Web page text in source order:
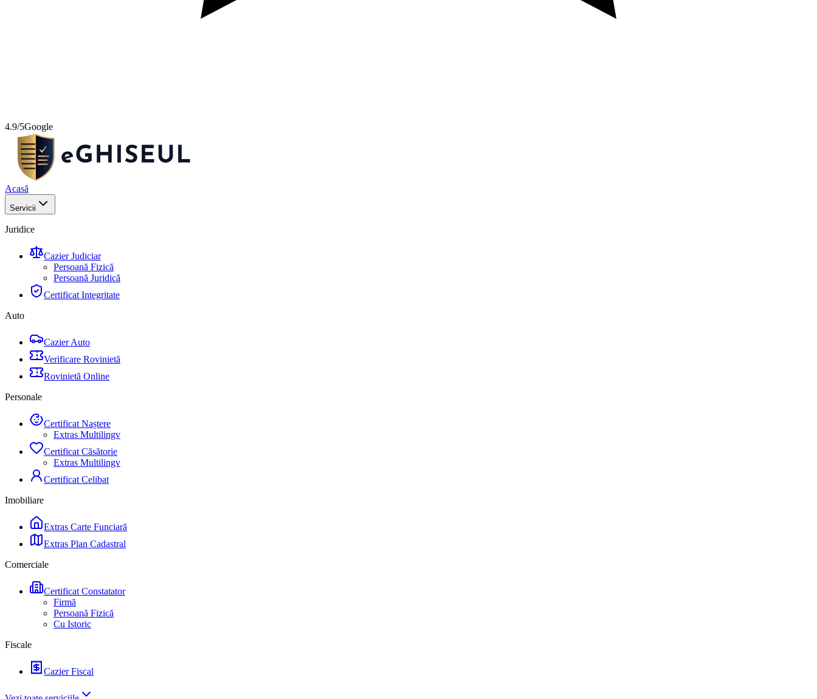
4.9/5Google
Acasă
Servicii
Juridice
Cazier Judiciar
Persoană Fizică
Persoană Juridică
Certificat Integritate
Auto
Cazier Auto
Verificare Rovinietă
Rovinietă Online
Personale
Certificat Naștere
Extras Multilingv
Certificat Căsătorie
Extras Multilingv
Certificat Celibat
Imobiliare
Extras Carte Funciară
Extras Plan Cadastral
Comerciale
Certificat Constatator
Firmă
Persoană Fizică
Cu Istoric
Fiscale
Cazier Fiscal